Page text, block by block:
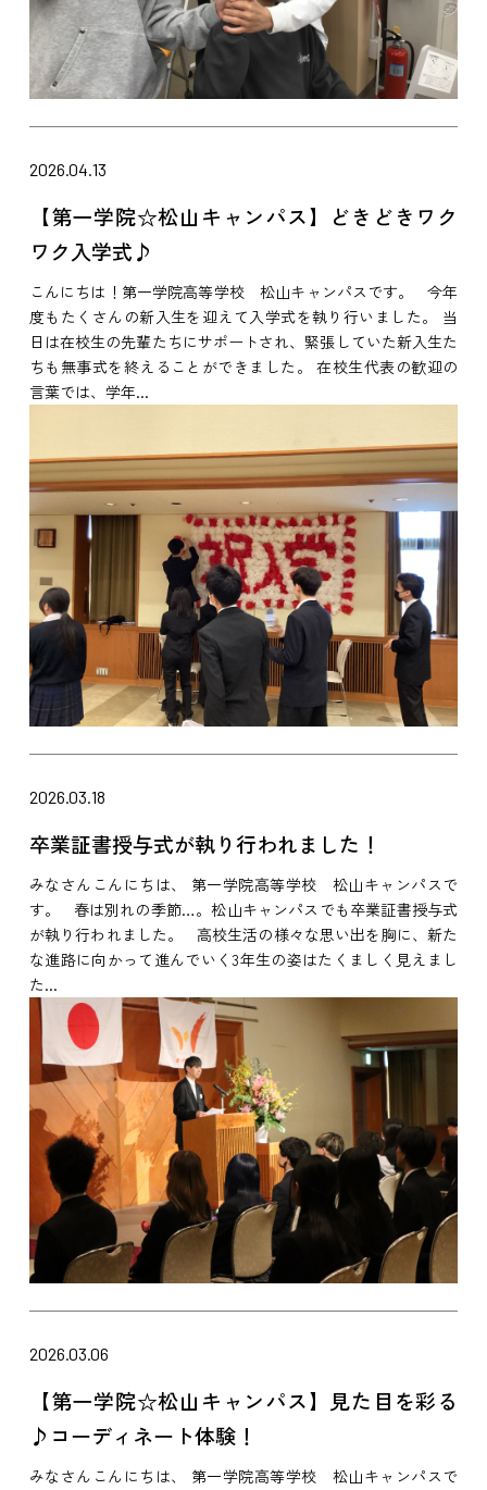
2026.04.13
【第一学院☆松山キャンパス】どきどきワク
ワク入学式♪
こんにちは！第一学院高等学校 松山キャンパスです。 今年
度もたくさんの新入生を迎えて入学式を執り行いました。 当
日は在校生の先輩たちにサポートされ、緊張していた新入生た
ちも無事式を終えることができました。 在校生代表の歓迎の
言葉では、学年...
2026.03.18
卒業証書授与式が執り行われました！
みなさんこんにちは、 第一学院高等学校 松山キャンパスで
す。 春は別れの季節…。松山キャンパスでも卒業証書授与式
が執り行われました。 高校生活の様々な思い出を胸に、新た
な進路に向かって進んでいく3年生の姿はたくましく見えまし
た...
2026.03.06
【第一学院☆松山キャンパス】見た目を彩る
♪コーディネート体験！
みなさんこんにちは、 第一学院高等学校 松山キャンパスで